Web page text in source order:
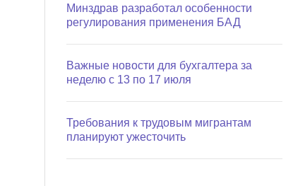
Минздрав разработал особенности
регулирования применения БАД
Важные новости для бухгалтера за
неделю с 13 по 17 июля
Требования к трудовым мигрантам
планируют ужесточить